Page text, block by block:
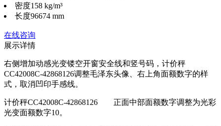
密度158 kg/m³
长度96674 mm
在线咨询
展示详情
右侧增加动感光变镂空开窗安全线和竖号码，计价秤
CC42008C-42868126调整毛泽东头像、右上角面额数字的样
式，取消凹印手感线。
计价秤CC42008C-42868126 正面中部面额数字调整为光彩
光变面额数字10。